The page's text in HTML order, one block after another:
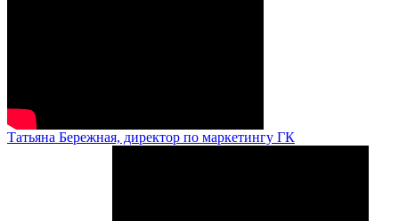
Татьяна Бережная, директор по маркетингу ГК